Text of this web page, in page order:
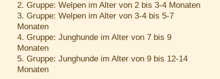
2. Gruppe: Welpen im Alter von 2 bis 3-4 Monaten
3. Gruppe: Welpen im Alter von 3-4 bis 5-7
Monaten
4. Gruppe: Junghunde im Alter von 7 bis 9
Monaten
5. Gruppe: Junghunde im Alter von 9 bis 12-14
Monaten